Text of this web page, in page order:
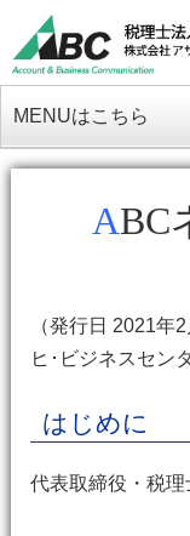
MENUはこちら
（発行日 2021年
ヒ･ビジネスセン
はじめに
代表取締役・税